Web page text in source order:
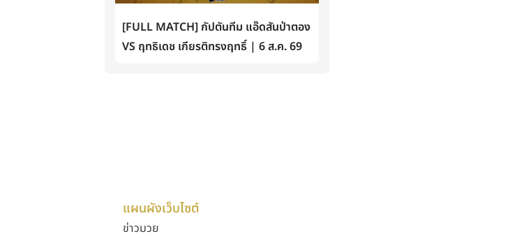
[FULL MATCH] กัปตันทีม แอ๊ดสันป่าตอง
VS ฤทธิเดช เกียรติทรงฤทธิ์ | 6 ส.ค. 69
แผนผังเว็บไซต์
ข่าวมวย